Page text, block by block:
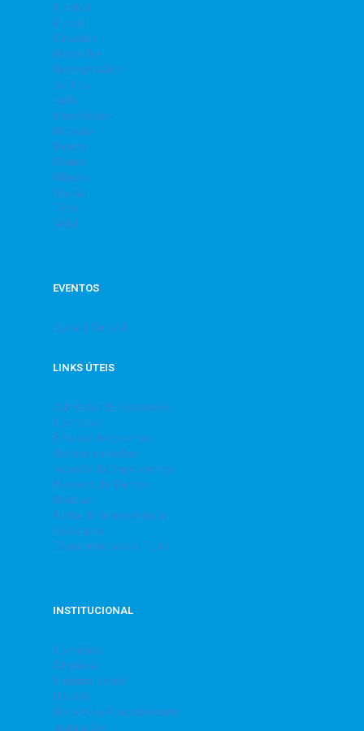
Futebol
Futsal
Ginástica
Hidrobike
Hidroginástica
Jiu Jitsu
Judô
Musculação
Natação
Peteca
Pilates
Ritmos
Sinuca
Tênis
Vôlei
EVENTOS
Social | Cultural
LINKS ÚTEIS
Admissão de associados
Contatos
Emissão de convites
Horário de ônibus
Inclusão de Dependentes
Modelos de Termos
Notícias
Portal da transparência
Quiosques
Transferências de Título
INSTITUCIONAL
Conselhos
Diretoria
Estatuto Social
História
Horário de Funcionamento
Instalações